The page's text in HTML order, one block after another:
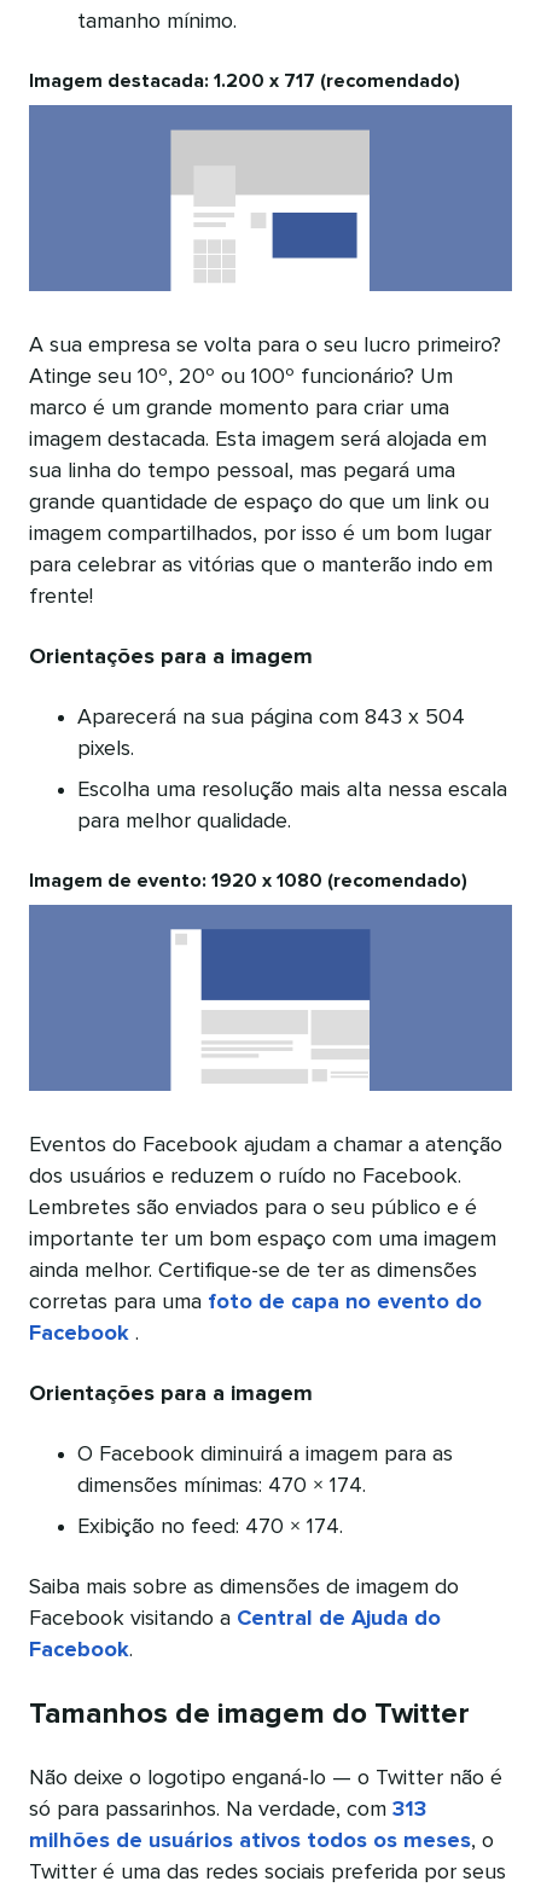
tamanho mínimo.
Imagem destacada: 1.200 x 717 (recomendado)
A sua empresa se volta para o seu lucro primeiro?
Atinge seu 10º, 20º ou 100º funcionário? Um
marco é um grande momento para criar uma
imagem destacada. Esta imagem será alojada em
sua linha do tempo pessoal, mas pegará uma
grande quantidade de espaço do que um link ou
imagem compartilhados, por isso é um bom lugar
para celebrar as vitórias que o manterão indo em
frente!
Orientações para a imagem
Aparecerá na sua página com 843 x 504
pixels.
Escolha uma resolução mais alta nessa escala
para melhor qualidade.
Imagem de evento: 1920 x 1080 (recomendado)
Eventos do Facebook ajudam a chamar a atenção
dos usuários e reduzem o ruído no Facebook.
Lembretes são enviados para o seu público e é
importante ter um bom espaço com uma imagem
ainda melhor. Certifique-se de ter as dimensões
corretas para uma foto de capa no evento do
Facebook .
Orientações para a imagem
O Facebook diminuirá a imagem para as
dimensões mínimas: 470 × 174.
Exibição no feed: 470 × 174.
Saiba mais sobre as dimensões de imagem do
Facebook visitando a Central de Ajuda do
Facebook.
Tamanhos de imagem do Twitter
Não deixe o logotipo enganá-lo — o Twitter não é
só para passarinhos. Na verdade, com 313
milhões de usuários ativos todos os meses, o
Twitter é uma das redes sociais preferida por seus